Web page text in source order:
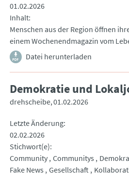
01.02.2026
Inhalt
Menschen aus der Region öffnen
einem Wochenendmagazin vom
Datei herunterladen
Demokratie und
drehscheibe 01.02.2026
Letzte Änderung
02.02.2026
Stichwort(e)
Community Communitys
Fake News Gesellschaft